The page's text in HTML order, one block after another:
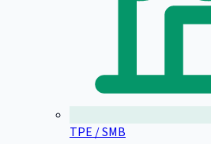
TPE / SMB